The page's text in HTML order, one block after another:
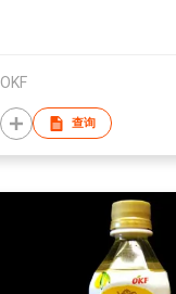
OKF
查询